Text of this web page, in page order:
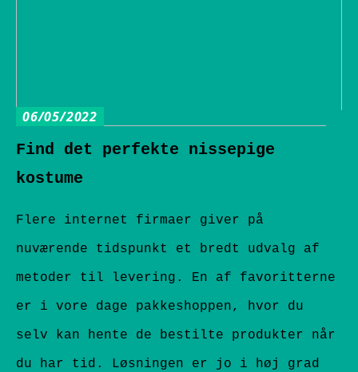
06/05/2022
Find det perfekte nissepige
kostume
Flere internet firmaer giver på
nuværende tidspunkt et bredt udvalg af
metoder til levering. En af favoritterne
er i vore dage pakkeshoppen, hvor du
selv kan hente de bestilte produkter når
du har tid. Løsningen er jo i høj grad